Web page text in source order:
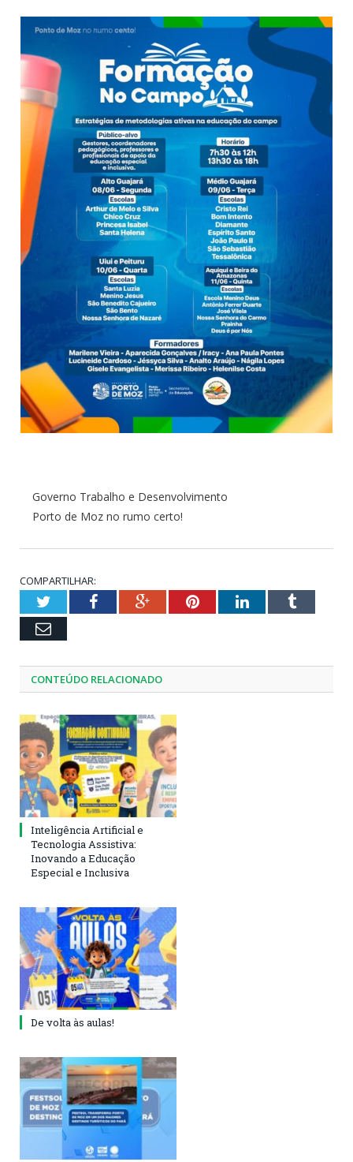
Governo Trabalho e Desenvolvimento
Porto de Moz no rumo certo!
COMPARTILHAR:
TwitterFacebookGoogle+PinterestLinkedInTumblr
Email
CONTEÚDO RELACIONADO
Inteligência Artificial e
Tecnologia Assistiva:
Inovando a Educação
Especial e Inclusiva
De volta às aulas!